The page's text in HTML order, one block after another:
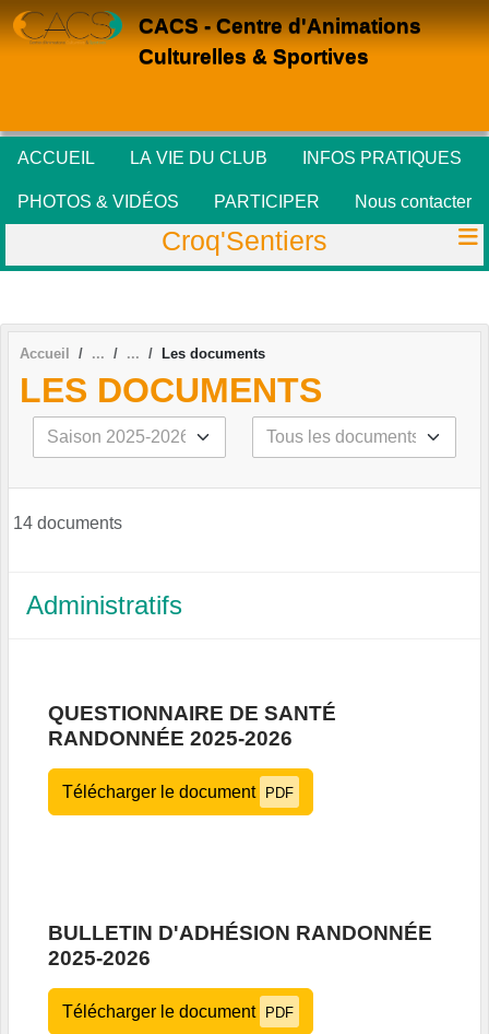
CACS - Centre d'Animations
Culturelles & Sportives
ACCUEIL LA VIE DU CLUB INFOS PRATIQUES
PHOTOS & VIDÉOS PARTICIPER Nous contacter
Croq'Sentiers
Accueil Les documents
LES DOCUMENTS
14 documents
Administratifs
QUESTIONNAIRE DE SANTÉ
RANDONNÉE 2025-2026
Télécharger le document PDF
BULLETIN D'ADHÉSION RANDONNÉE
2025-2026
Télécharger le document PDF
Panneau de gestion des cookies